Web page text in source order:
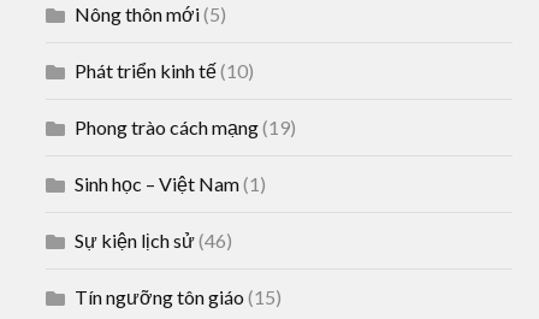
Nông thôn mới(5)
Phát triển kinh tế(10)
Phong trào cách mạng(19)
Sinh học – Việt Nam(1)
Sự kiện lịch sử(46)
Tín ngưỡng tôn giáo (15)